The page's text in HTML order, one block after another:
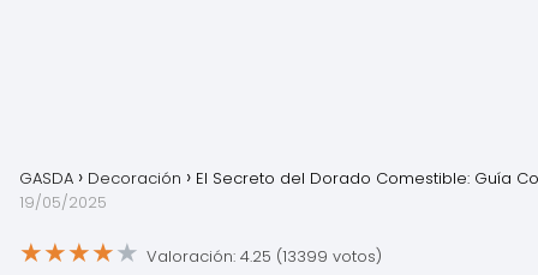
GASDA Decoración
El Secreto del Dorado Comestible: Guía
19/05/2025
★★★★★ Valoración: 4.25 (13399 votos)